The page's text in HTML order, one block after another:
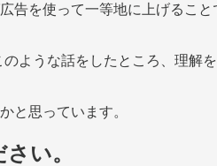
を使って一等地に上げるこ
ような話をしたところ、理解を
と思っています。
い。